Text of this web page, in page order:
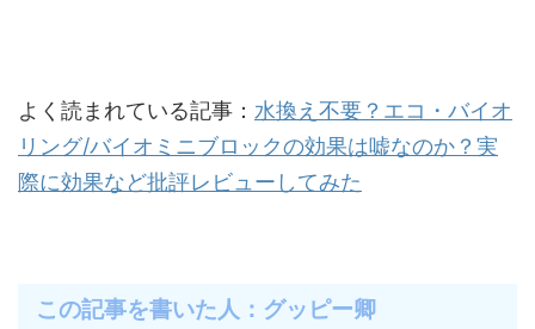
よく読まれている記事： 水換え不要？エコ・バイオ
リング/バイオミニブロックの効果は嘘なのか？実
際に効果など批評レビューしてみた
この記事を書いた人：グッピー卿